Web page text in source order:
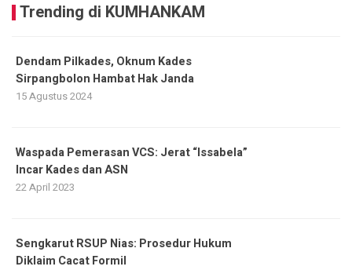
Trending di KUMHANKAM
Dendam Pilkades, Oknum Kades
Sirpangbolon Hambat Hak Janda
15 Agustus 2024
Waspada Pemerasan VCS: Jerat “Issabela”
Incar Kades dan ASN
22 April 2023
Sengkarut RSUP Nias: Prosedur Hukum
Diklaim Cacat Formil